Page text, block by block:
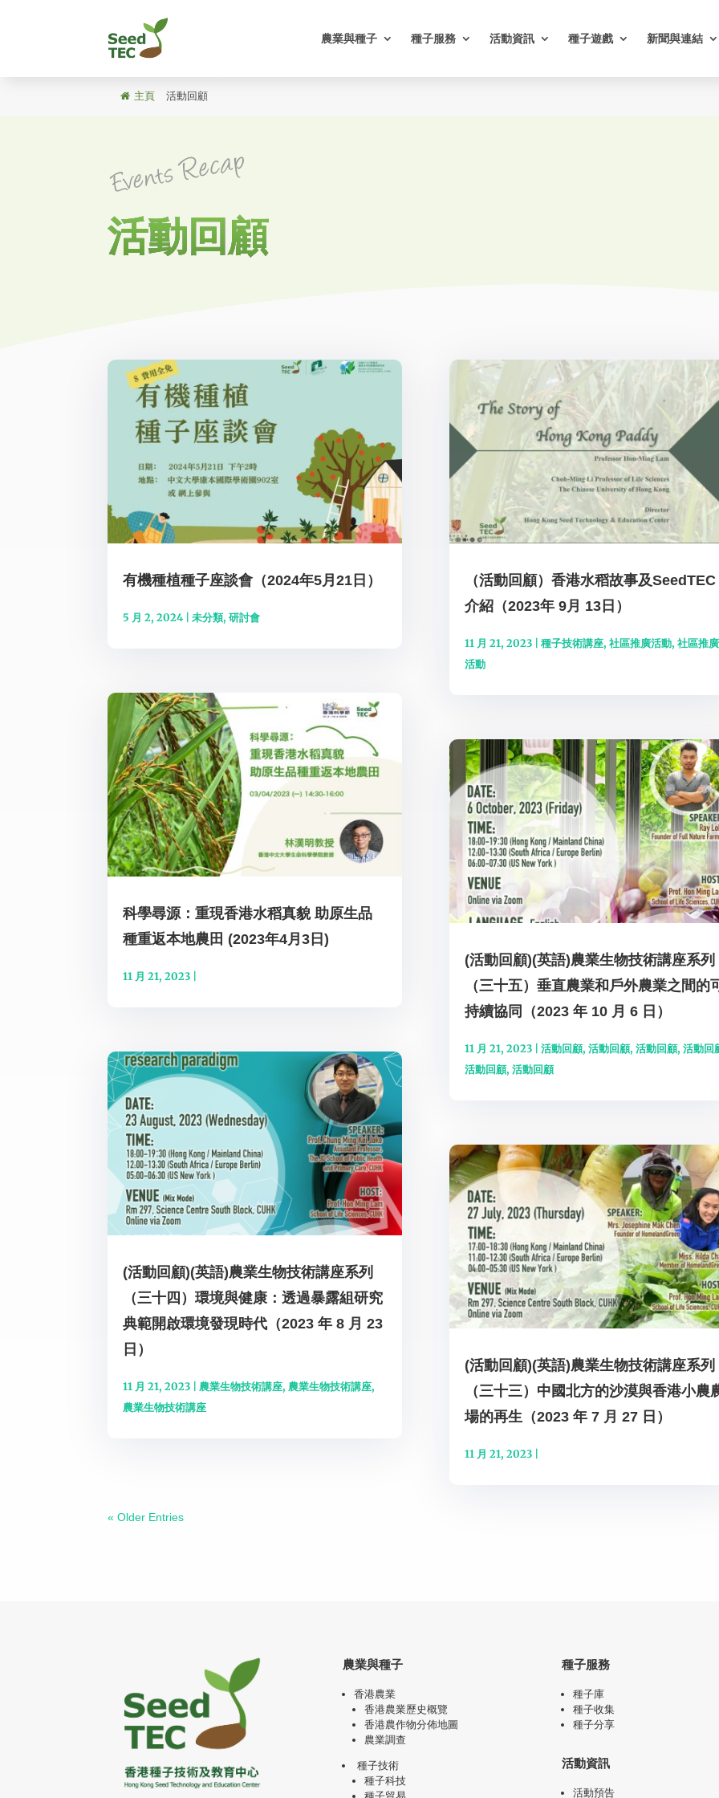
農業與種子 種子服務 活動資訊 種子遊戲 新聞與連結
主頁 活動回顧
活動回顧
有機種植種子座談會（2024年5月21日）
5 月 2, 2024 |未分類,研討會
科學尋源：重現香港水稻真貌 助原生品
種重返本地農田 (2023年4月3日)
11 月 21, 2023
(活動回顧)(英語)農業生物技術講座系列
（三十四）環境與健康：透過暴露組研究
典範開啟環境發現時代（2023 年 8 月 23
日）
11 月 21, 2023 |農業生物技術講座,農業生物技術講座,
農業生物技術講座
（活動回顧）香港水稻故事及SeedTEC
介紹（2023年 9月 13日）
11 月 21, 2023| 種子技術講座, 社區推廣活動, 社區推廣
活動
(活動回顧)(英語)農業生物技術講座系列
（三十五）垂直農業和戶外農業之間的
持續協同（2023 年 10 月 6 日）
11 月 21, 2023| 活動回顧, 活動回顧, 活動回顧, 活動回
活動回顧, 活動回顧
(活動回顧)(英語)農業生物技術講座系列
（三十三）中國北方的沙漠與香港小農
場的再生（2023 年 7 月 27 日）
11 月 21, 2023|
« Older Entries
農業與種子
香港農業
香港農業歷史概覽
香港農作物分佈地圖
農業調查
種子技術
種子科技
種子服務
種子庫
種子收集
種子分享
活動資訊
活動預告